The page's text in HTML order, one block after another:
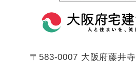
〒583-0007 大阪府藤井